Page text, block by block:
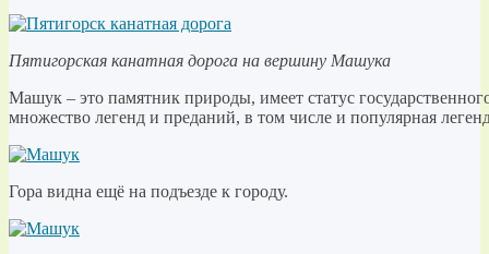
Пятигорская канатная дорога на вершину Машука
Машук – это памятник природы, имеет статус
множество легенд и преданий, в том числе и популярная
Гора видна ещё на подъезде к городу.